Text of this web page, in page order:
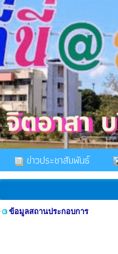
ข่าวประชาสัมพันธ์
ข้อมูลสถานประกอบการ